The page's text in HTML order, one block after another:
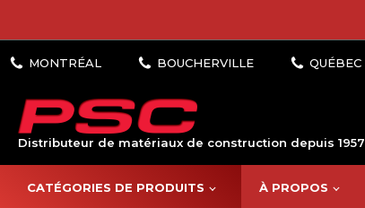
Distributeur de matériaux de construction depuis 1957
CATÉGORIES DE PRODUITS À PROPOS